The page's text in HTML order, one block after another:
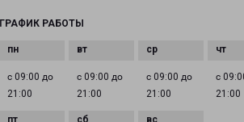
ГРАФИК РАБОТЫ
с 09:00 до
21:00
с 09:00 до
21:00
с 09:00 до
21:00
с
21:00